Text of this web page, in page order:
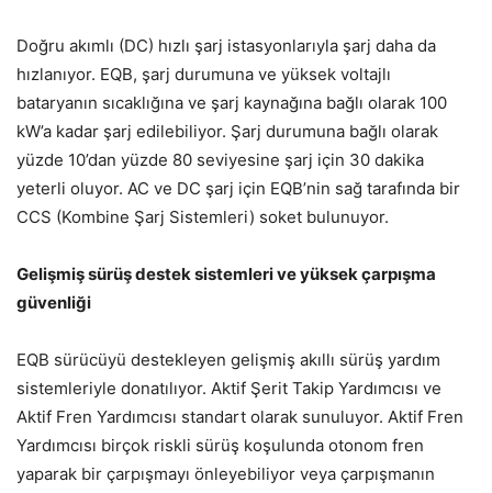
Doğru akımlı (DC) hızlı şarj istasyonlarıyla şarj daha da
hızlanıyor. EQB, şarj durumuna ve yüksek voltajlı
bataryanın sıcaklığına ve şarj kaynağına bağlı olarak 100
kW’a kadar şarj edilebiliyor. Şarj durumuna bağlı olarak
yüzde 10’dan yüzde 80 seviyesine şarj için 30 dakika
yeterli oluyor. AC ve DC şarj için EQB’nin sağ tarafında bir
CCS (Kombine Şarj Sistemleri) soket bulunuyor.
Gelişmiş sürüş destek sistemleri ve yüksek çarpışma
güvenliği
EQB sürücüyü destekleyen gelişmiş akıllı sürüş yardım
sistemleriyle donatılıyor. Aktif Şerit Takip Yardımcısı ve
Aktif Fren Yardımcısı standart olarak sunuluyor. Aktif Fren
Yardımcısı birçok riskli sürüş koşulunda otonom fren
yaparak bir çarpışmayı önleyebiliyor veya çarpışmanın